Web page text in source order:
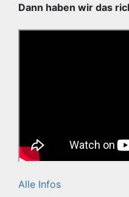
Dann haben wir das
Alle Infos